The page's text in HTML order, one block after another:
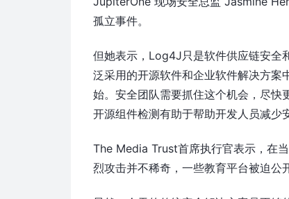
孤立事件。
但她表示，Log4J只是软件供应链安全
泛采用的开源软件和企业软件解决方
始。安全团队需要抓住这个机会，尽快
开源组件检测有助于帮助开发人员减少
The Media Trust首席执行官表示，在
烈攻击并不稀奇，一些教育平台被迫公